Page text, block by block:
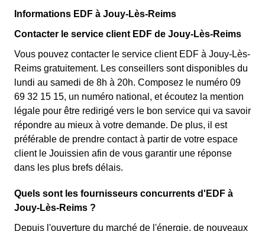
Informations EDF à Jouy-Lès-Reims
Contacter le service client EDF de Jouy-Lès-Reims
Vous pouvez contacter le service client EDF à Jouy-Lès-
Reims gratuitement. Les conseillers sont disponibles du
lundi au samedi de 8h à 20h. Composez le numéro 09
69 32 15 15, un numéro national, et écoutez la mention
légale pour être redirigé vers le bon service qui va savoir
répondre au mieux à votre demande. De plus, il est
préférable de prendre contact à partir de votre espace
client le Jouissien afin de vous garantir une réponse
dans les plus brefs délais.
Quels sont les fournisseurs concurrents d'EDF à
Jouy-Lès-Reims ?
Depuis l'ouverture du marché de l'énergie, de nouveaux